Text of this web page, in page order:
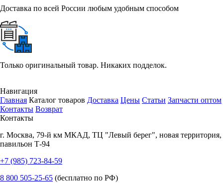
Доставка по всей России любым удобным способом
Только оригинальный товар. Никаких подделок.
Навигация
Главная Каталог товаров Доставка Цены Статьи Запчасти оптом
Контакты Возврат
Контакты
г. Москва, 79-й км МКАД, ТЦ "Левый берег", новая территория,
павильон Т-94
+7 (985) 723-84-59
8 800 505-25-65 (бесплатно по РФ)